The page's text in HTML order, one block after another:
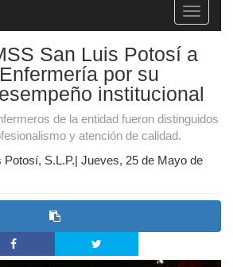
Toggle
San Luis Potosí a
por su
institucional
de la entidad fueron distinguidos
y atención de calidad.
S.L.P.| Jueves, 25 de Mayo de